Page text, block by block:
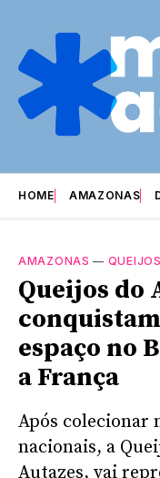
HOME AMAZONAS
AMAZONAS — QUEIJOS
Queijos do
espaço no
a França
Após colecionar
nacionais, a
Autazes, vai